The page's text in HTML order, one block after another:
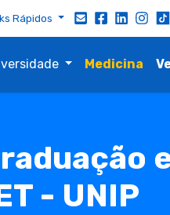
Rápidos
Medicina
- UNIP